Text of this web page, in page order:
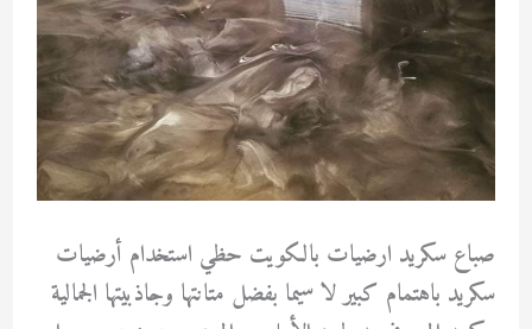
صباع سكريد ارضيات بالكويت حظي استخدام أرضيات
سكريد باهتمام كبير لا سيما بفضل متانتها وجاذبيتها الجمالية